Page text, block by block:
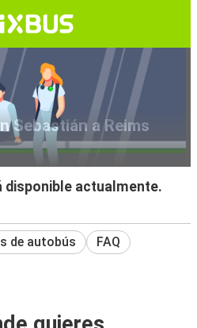
Sebastián a Reims
disponible actualmente.
de autobús FAQ